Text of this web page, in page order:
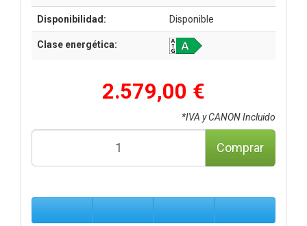
Disponibilidad: Disponible
Clase energética:
2.579,00 €
*IVA y CANON Incluido
Comprar